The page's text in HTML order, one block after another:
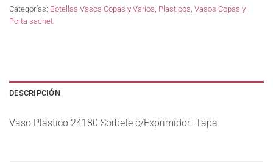
Categorías: Botellas Vasos Copas y Varios Plasticos Vasos Copas y
Porta sachet
DESCRIPCIÓN
Vaso Plastico 24180 Sorbete c/Exprimidor+Tapa